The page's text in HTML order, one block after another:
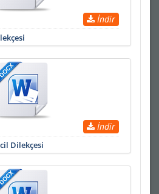
İndir
İndir
Dilekçesi